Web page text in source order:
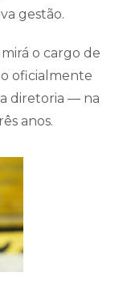
gestão.
o cargo de
oficialmente
diretoria — na
anos.